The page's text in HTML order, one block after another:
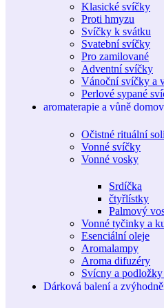
Klasické svíčky
Proti hmyzu
Svíčky k svátku
Svatební svíčky
Pro zamilované
Adventní svíčky
Vánoční svíčky a
Perlové sypané
aromaterapie a vůně
Očistné rituální soli
Vonné svíčky
Vonné vosky
Srdíčka
čtyřlístky
Palmový
Vonné tyčinky a
Esenciální oleje
Aromalampy
Aroma difuzéry
Svícny a
Dárková balení a